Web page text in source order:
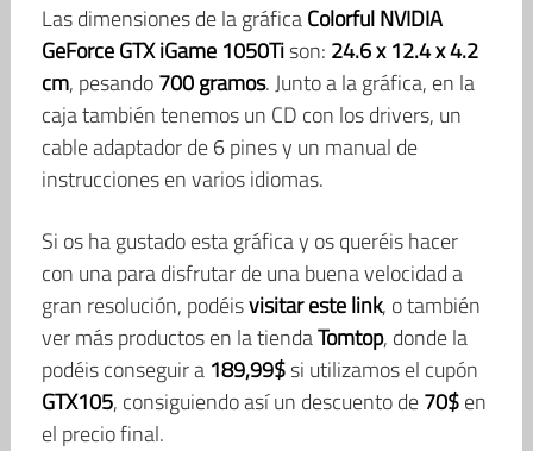
Las dimensiones de la gráficaColorful NVIDIA
GeForce GTX iGame 1050Tison: 24.6 x 12.4 x 4.2
cm, pesando700 gramos. Junto a la gráfica, en la
caja también tenemos un CD con los drivers, un
cable adaptador de 6 pines y un manual de
instrucciones en varios idiomas.
Si os ha gustado esta gráfica y os queréis hacer
con una para disfrutar de una buena velocidad a
gran resolución, podéisvisitar este link, o también
ver más productos en la tiendaTomtop, donde la
podéis conseguir a 189,99$si utilizamos el cupón
GTX105, consiguiendo así un descuento de70$en
el precio final.